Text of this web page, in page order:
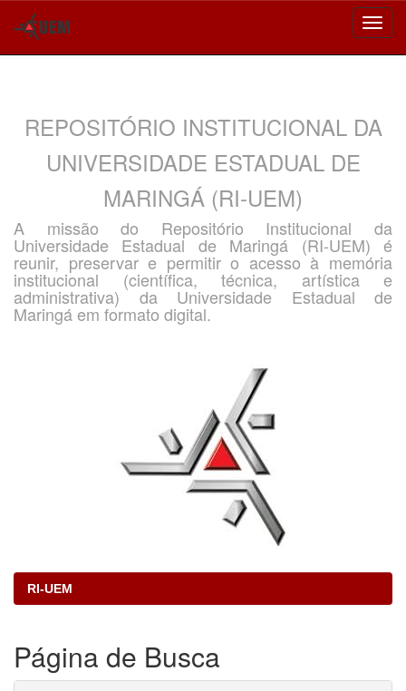
REPOSITÓRIO INSTITUCIONAL DA
UNIVERSIDADE ESTADUAL DE
MARINGÁ (RI-UEM)
A missão do Repositório Institucional da
Universidade Estadual de Maringá (RI-UEM) é
reunir, preservar e permitir o acesso à memória
institucional (científica, técnica, artística e
administrativa) da Universidade Estadual de
Maringá em formato digital.
RI-UEM
Página de Busca